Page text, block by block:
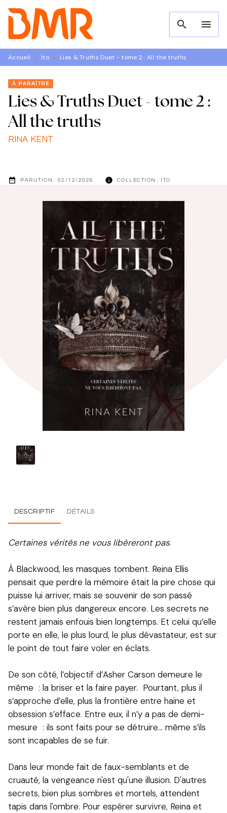
MENU RECHERCHE
PIED DE PAGE
search menu
Accueil • Ito • Lies & Truths Duet - tome 2 : All the truths
À PARAÎTRE
Lies & Truths Duet - tome 2 :
All the truths
RINA KENT
date_range PARUTION : 02/12/2026 info COLLECTION : ITO
DESCRIPTIF DÉTAILS
Certaines vérités ne vous libèreront pas.
À Blackwood, les masques tombent. Reina Ellis
pensait que perdre la mémoire était la pire chose qui
puisse lui arriver, mais se souvenir de son passé
s’avère bien plus dangereux encore. Les secrets ne
restent jamais enfouis bien longtemps. Et celui qu’elle
porte en elle, le plus lourd, le plus dévastateur, est sur
le point de tout faire voler en éclats.
De son côté, l’objectif d’Asher Carson demeure le
même : la briser et la faire payer. Pourtant, plus il
s’approche d’elle, plus la frontière entre haine et
obsession s’efface. Entre eux, il n’y a pas de demi-
mesure : ils sont faits pour se détruire… même s’ils
sont incapables de se fuir.
Dans leur monde fait de faux-semblants et de
cruauté, la vengeance n'est qu'une illusion. D'autres
secrets, bien plus sombres et mortels, attendent
tapis dans l'ombre. Pour espérer survivre, Reina et